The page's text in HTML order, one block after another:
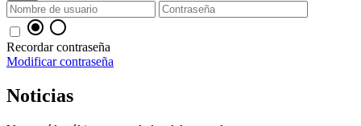
radio_button_checked radio_button_unchecked
Recordar contraseña
Modificar contraseña
Noticias